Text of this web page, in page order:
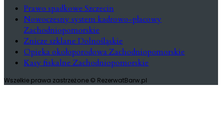
Prawo spadkowe Szczecin
Nowoczesny system kadrowo-płacowy
Zachodniopomorskie
Znicze szklane Dolnośląskie
Opieka okołoporodowa Zachodniopomorskie
Kasy fiskalne Zachodniopomorskie
Wszelkie prawa zastrzeżone © RezerwatBarw.pl